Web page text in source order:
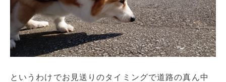
というわけでお見送りのタイミングで道路の真ん中